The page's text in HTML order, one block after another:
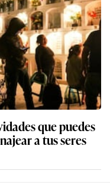
que puedes
a tus seres